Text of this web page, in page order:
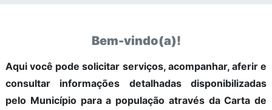
Bem-vindo(a)!
Aqui você pode solicitar serviços, acompanhar, aferir e
consultar informações detalhadas disponibilizadas
pelo Município para a população através da Carta de